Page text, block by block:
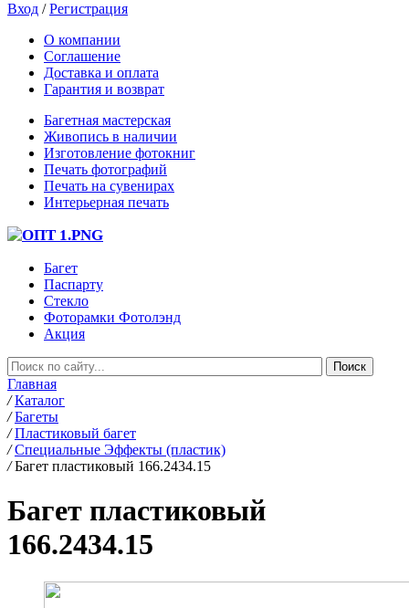
Вход /Регистрация
О компании
Соглашение
Доставка и оплата
Гарантия и возврат
Багетная мастерская
Живопись в наличии
Изготовление фотокниг
Печать фотографий
Печать на сувенирах
Интерьерная печать
Багет
Паспарту
Стекло
Фоторамки Фотолэнд
Акция
Главная
/ Каталог
/ Багеты
/ Пластиковый багет
/ Специальные Эффекты (пластик)
/ Багет пластиковый 166.2434.15
Багет пластиковый
166.2434.15